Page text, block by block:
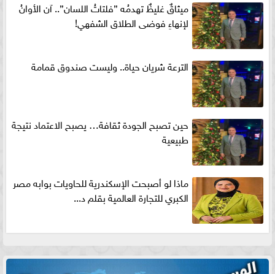
ميثاقٌ غليظٌ تهدمُه ”فلتاتُ اللسان”.. آن الأوانُ
لإنهاءِ فوضى الطلاق الشفهي!
الترعة شريان حياة.. وليست صندوق قمامة
حين تصبح الجودة ثقافة… يصبح الاعتماد نتيجة
طبيعية
ماذا لو أصبحت الإسكندرية للحاويات بوابه مصر
الكبري للتجارة العالمية بقلم د...